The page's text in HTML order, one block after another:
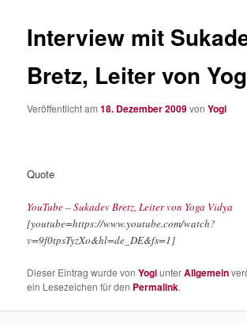
Interview mit
Bretz, Leiter von
Veröffentlicht am18. Dezember 2009vonYogi
Quote
YouTube – Sukadev Bretz, Leiter von Yoga Vidya
[youtube=https://www.youtube.com/watch?
v=9f0tpsTyzXo&hl=de_DE&fs=1]
Dieser Eintrag wurde vonYogiunterAllgemein
ein Lesezeichen für den Permalink.